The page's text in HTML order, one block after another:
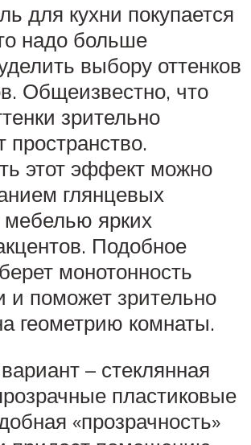
для кухни покупается
надо больше
выбору оттенков
Общеизвестно, что
зрительно
этот эффект можно
глянцевых
ярких
Подобное
монотонность
и поможет зрительно
геометрию комнаты.
– стеклянная
пластиковые
«прозрачность»